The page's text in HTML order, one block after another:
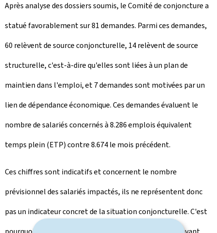
Après analyse des dossiers soumis, le Comité de conjoncture a
statué favorablement sur 81 demandes. Parmi ces demandes,
60 relèvent de source conjoncturelle, 14 relèvent de source
structurelle, c'est-à-dire qu'elles sont liées à un plan de
maintien dans l'emploi, et 7 demandes sont motivées par un
lien de dépendance économique. Ces demandes évaluent le
nombre de salariés concernés à 8.286 emplois équivalent
temps plein (ETP) contre 8.674 le mois précédent.
Ces chiffres sont indicatifs et concernent le nombre
prévisionnel des salariés impactés, ils ne représentent donc
pas un indicateur concret de la situation conjoncturelle. C'est